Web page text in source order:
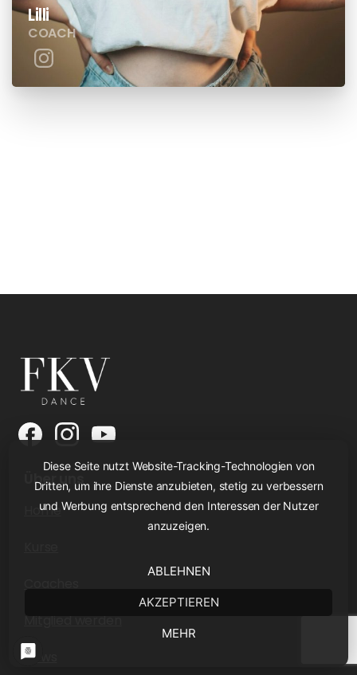
Lilli
COACH
Über uns
Home
Mitglied werden
News
Diese Seite nutzt Website-Tracking-Technologien von
Dritten, um ihre Dienste anzubieten, stetig zu verbessern
und Werbung entsprechend den Interessen der Nutzer
anzuzeigen.
ABLEHNEN
AKZEPTIEREN
MEHR